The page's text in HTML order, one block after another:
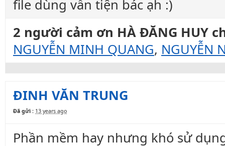
file dùng vẫn tiện bác ạh :)
2 người cảm ơn HÀ ĐĂNG HUY
NGUYỄN MINH QUANG, NGUYỄN
ĐINH VĂN TRUNG
Đã gửi : 13 years ago
Phần mềm hay nhưng khó sử